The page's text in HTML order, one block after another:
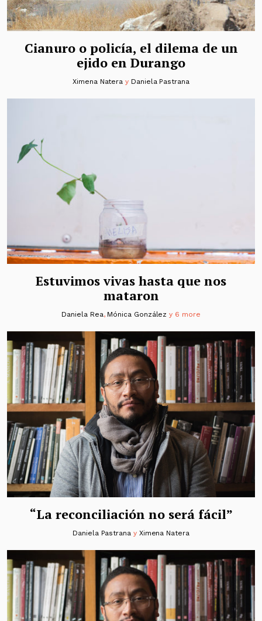
Cianuro o policía, el dilema de un
ejido en Durango
Ximena Natera y Daniela Pastrana
Estuvimos vivas hasta que nos
mataron
Daniela Rea, Mónica González y 6 more
“La reconciliación no será fácil”
Daniela Pastranay Ximena Natera